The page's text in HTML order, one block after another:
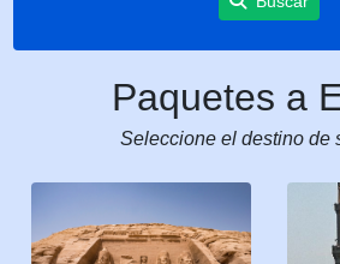
Paquetes a
Seleccione el destino de